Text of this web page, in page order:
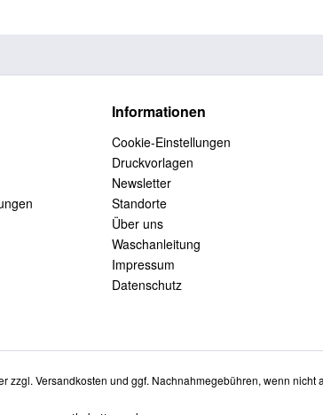
Informationen
Cookie-Einstellungen
Druckvorlagen
Newsletter
Standorte
Über uns
Waschanleitung
Impressum
Datenschutz
zzgl. Versandkosten und ggf. Nachnahmegebühren, wenn nicht